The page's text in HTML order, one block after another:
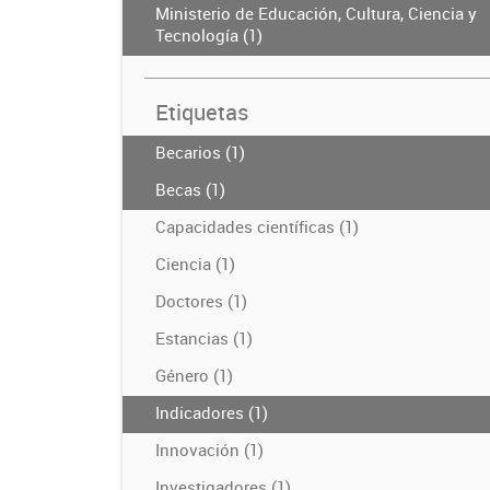
Ministerio de Educación, Cultura, Ciencia y
Tecnología (1)
Etiquetas
Becarios (1)
Becas (1)
Capacidades científicas (1)
Ciencia (1)
Doctores (1)
Estancias (1)
Género (1)
Indicadores (1)
Innovación (1)